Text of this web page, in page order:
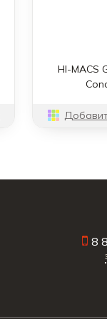
HI-MACS
8